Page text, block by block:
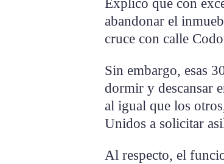
Explicó que con
abandonar el
cruce con calle
Sin embargo, esas
dormir y descansar
al igual que los
Unidos a solicitar
Al respecto, el